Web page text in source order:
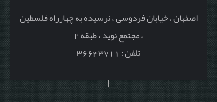
اصفهان ، خیابان فردوسی ، نرسیده به چهارراه فلسطین
، مجتمع نوید ، طبقه 2
تلفن : 36643711